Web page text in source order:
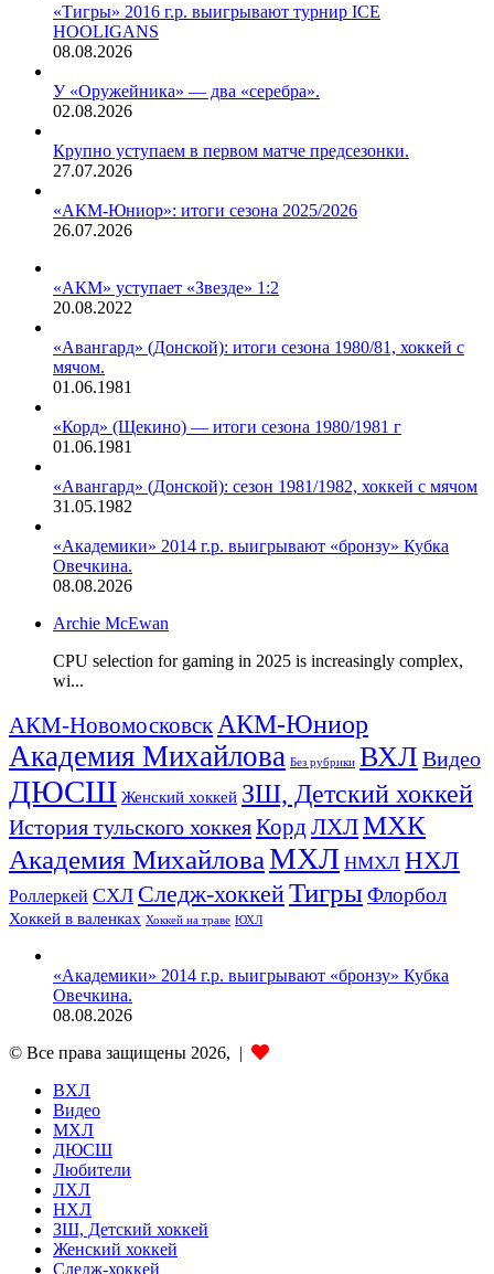
«Тигры» 2016 г.р. выигрывают турнир ICE
HOOLIGANS
08.08.2026
У «Оружейника» — два «серебра».
02.08.2026
Крупно уступаем в первом матче предсезонки.
27.07.2026
«АКМ-Юниор»: итоги сезона 2025/2026
26.07.2026
«АКМ» уступает «Звезде» 1:2
20.08.2022
«Авангард» (Донской): итоги сезона 1980/81, хоккей с
мячом.
01.06.1981
«Корд» (Щекино) — итоги сезона 1980/1981 г
01.06.1981
«Авангард» (Донской): сезон 1981/1982, хоккей с мячом
31.05.1982
«Академики» 2014 г.р. выигрывают «бронзу» Кубка
Овечкина.
08.08.2026
Archie McEwan
CPU selection for gaming in 2025 is increasingly complex,
wi...
АКМ-Новомосковск АКМ-Юниор
Академия Михайлова Без рубрики ВХЛ Видео
ДЮСШ Женский хоккей ЗШ, Детский хоккей
История тульского хоккеяКорд ЛХЛМХК
Академия МихайловаМХЛ НМХЛ НХЛ
Роллеркей СХЛ Следж-хоккейТигрыФлорбол
Хоккей в валенках Хоккей на траве ЮХЛ
«Академики» 2014 г.р. выигрывают «бронзу» Кубка
Овечкина.
08.08.2026
© Все права защищены 2026, |
ВХЛ
Видео
МХЛ
ДЮСШ
Любители
ЛХЛ
НХЛ
ЗШ, Детский хоккей
Женский хоккей
Следж-хоккей